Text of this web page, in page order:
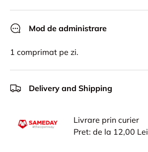
Mod de administrare
1 comprimat pe zi.
Delivery and Shipping
Livrare prin curier
Pret: de la 12,00 Lei